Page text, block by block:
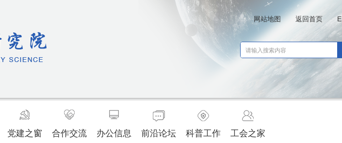
网站地图 返回首页
党建之窗 合作交流 办公信息 前沿论坛 科普工作 工会之家